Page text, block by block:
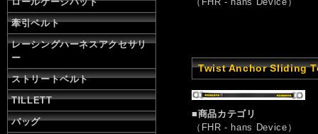
牽引ベルト
レーシングハーネスアクセサリ
ー
ストリートベルト
TILLETT
バッグ
Twist Anchor Sliding
■商品カテゴリ
（FHR - hans Device）